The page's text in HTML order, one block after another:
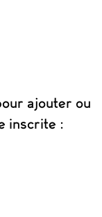
ajouter ou
inscrite :